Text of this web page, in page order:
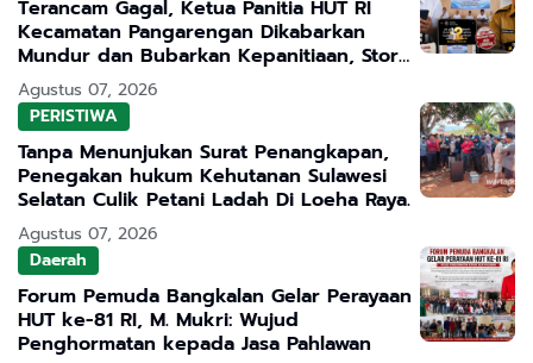
Terancam Gagal, Ketua Panitia HUT RI
Kecamatan Pangarengan Dikabarkan
Mundur dan Bubarkan Kepanitiaan, Story
WhatsApp ASN Jadi Sorotan
Agustus 07, 2026
PERISTIWA
Tanpa Menunjukan Surat Penangkapan,
Penegakan hukum Kehutanan Sulawesi
Selatan Culik Petani Ladah Di Loeha Raya.
Agustus 07, 2026
Daerah
Forum Pemuda Bangkalan Gelar Perayaan
HUT ke-81 RI, M. Mukri: Wujud
Penghormatan kepada Jasa Pahlawan